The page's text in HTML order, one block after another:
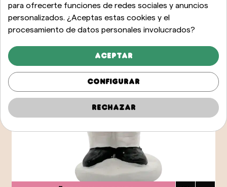
para ofrecerte funciones de redes sociales y anuncios
personalizados. ¿Aceptas estas cookies y el
procesamiento de datos personales involucrados?
Aceptar
Configurar
Rechazar